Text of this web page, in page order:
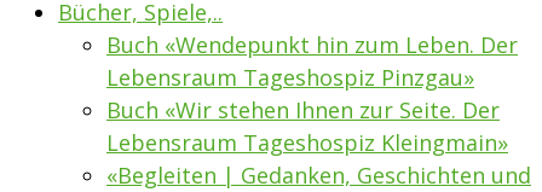
Bücher, Spiele,..
Buch «Wendepunkt hin zum Leben. Der
Lebensraum Tageshospiz Pinzgau»
Buch «Wir stehen Ihnen zur Seite. Der
Lebensraum Tageshospiz Kleingmain»
«Begleiten | Gedanken, Geschichten und